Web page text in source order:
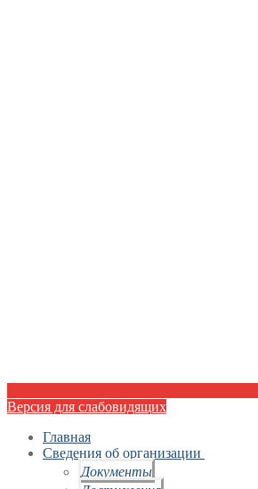
Версия для слабовидящих
Главная
Сведения об организации
Документы